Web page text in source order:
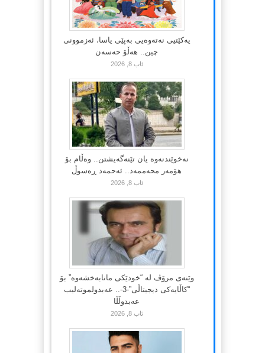
یەکێتیی نەتەوەیی بەپێی یاسا، ئەزموونی
چین.. هەڵۆ حەسەن
ئاب 8, 2026
نەخوێندنەوە یان تێنەگەیشتن.. وەڵام بۆ
هۆمەر محەممەد.. ئەحمەد ڕەسوڵ
ئاب 8, 2026
وێنەی مرۆڤ لە “خودێکی مانابەخشەوە” بۆ
“کاڵایەکی دیجیتاڵی”-3-.. عەبدولموتەلیب
عەبدوڵڵا
ئاب 8, 2026